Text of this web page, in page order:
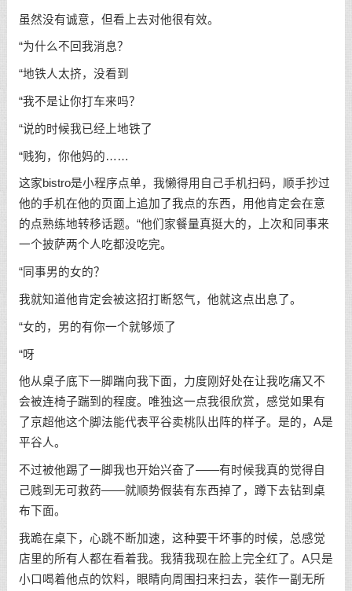
虽然没有诚意，但看上去对他很有效。
“为什么不回我消息？
“地铁人太挤，没看到
“我不是让你打车来吗？
“说的时候我已经上地铁了
“贱狗，你他妈的……
这家bistro是小程序点单，我懒得用自己手机扫码，顺手抄过
他的手机在他的页面上追加了我点的东西，用他肯定会在意
的点熟练地转移话题。“他们家餐量真挺大的，上次和同事来
一个披萨两个人吃都没吃完。
“同事男的女的？
我就知道他肯定会被这招打断怒气，他就这点出息了。
“女的，男的有你一个就够烦了
“呀
他从桌子底下一脚踹向我下面，力度刚好处在让我吃痛又不
会被连椅子踹到的程度。唯独这一点我很欣赏，感觉如果有
了京超他这个脚法能代表平谷卖桃队出阵的样子。是的，A是
平谷人。
不过被他踢了一脚我也开始兴奋了——有时候我真的觉得自
己贱到无可救药——就顺势假装有东西掉了，蹲下去钻到桌
布下面。
我跪在桌下，心跳不断加速，这种要干坏事的时候，总感觉
店里的所有人都在看着我。我猜我现在脸上完全红了。A只是
小口喝着他点的饮料，眼睛向周围扫来扫去，装作一副无所